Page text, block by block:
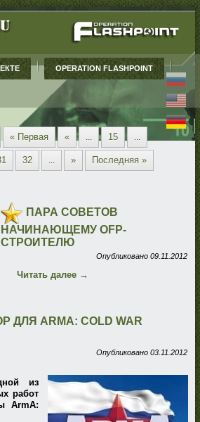
OPERATION FLASHPOINT
« Первая « ... 15 ...
32 ... » Последняя »
ПАРА СОВЕТОВ
НАЧИНАЮЩЕМУ OFP-
СТРОИТЕЛЮ
Опубликовано 09.11.2012
Читать далее →
ДЛЯ ARMA: COLD WAR
Опубликовано 03.11.2012
из
работ
ArmA: